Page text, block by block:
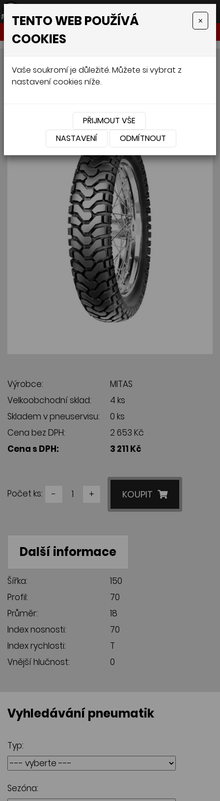
MITAS E-07 DAKAR 150/70
R18 70T
Výrobce:
MITAS
Velkoobchodní sklad:
4 ks
Skladem v pneuservisu:
0 ks
Cena bez DPH:
2 653 Kč
Cena s DPH:
3 211 Kč
Počet ks: - + KOUPIT
Další informace
Šířka:
150
Profil:
70
Průměr:
18
Index nosnosti:
70
Index rychlosti:
T
Vnější hlučnost:
0
Vyhledávání pneumatik
Typ:
Sezóna:
TENTO WEB POUŽÍVÁ
COOKIES
×
Vaše soukromí je důležité. Můžete si vybrat z
nastavení cookies níže.
PŘIJMOUT VŠE
NASTAVENÍ
ODMÍTNOUT